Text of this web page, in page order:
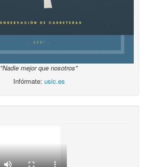
"Nadie mejor que nosotros"
Infórmate: usic.es